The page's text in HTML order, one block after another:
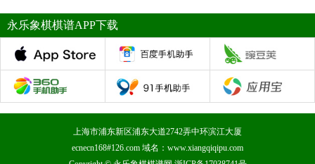
永乐象棋棋谱APP下载
上海市浦东新区浦东大道2742弄中环滨江大厦
ecnecn168#126.com 域名：www.xiangqiqipu.com